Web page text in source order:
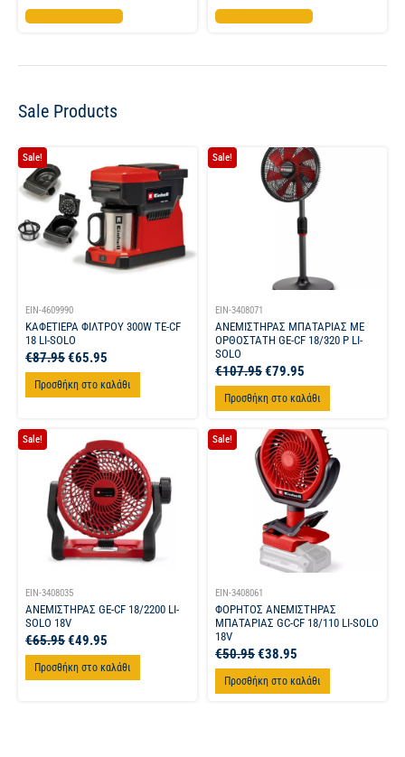
Προσθήκη στο καλάθι Προσθήκη στο καλάθι
Sale Products
Sale!
EIN-4609990
ΚΑΦΕΤΙΕΡΑ ΦΙΛΤΡΟΥ 300W TE-CF
18 LI-SOLO
€87.95€65.95
Προσθήκη στο καλάθι
Sale!
EIN-3408071
ΑΝΕΜΙΣΤΗΡΑΣ ΜΠΑΤΑΡΙΑΣ ΜΕ
ΟΡΘΟΣΤΑΤΗ GE-CF 18/320 P LI-
SOLO
€107.95€79.95
Προσθήκη στο καλάθι
Sale!
EIN-3408035
ΑΝΕΜΙΣΤΗΡΑΣ GE-CF 18/2200 LI-
SOLO 18V
€65.95€49.95
Προσθήκη στο καλάθι
Sale!
EIN-3408061
ΦΟΡΗΤΟΣ ΑΝΕΜΙΣΤΗΡΑΣ
ΜΠΑΤΑΡΙΑΣ GC-CF 18/110 LI-SOLO
18V
€50.95€38.95
Προσθήκη στο καλάθι